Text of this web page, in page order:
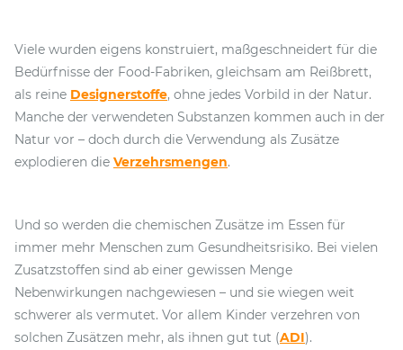
Viele wurden eigens konstruiert, maßgeschneidert für die
Bedürfnisse der Food-Fabriken, gleichsam am Reißbrett,
als reine Designerstoffe, ohne jedes Vorbild in der Natur.
Manche der verwendeten Substanzen kommen auch in der
Natur vor – doch durch die Verwendung als Zusätze
explodieren die Verzehrsmengen.
Und so werden die chemischen Zusätze im Essen für
immer mehr Menschen zum Gesundheitsrisiko. Bei vielen
Zusatzstoffen sind ab einer gewissen Menge
Nebenwirkungen nachgewiesen – und sie wiegen weit
schwerer als vermutet. Vor allem Kinder verzehren von
solchen Zusätzen mehr, als ihnen gut tut (ADI).